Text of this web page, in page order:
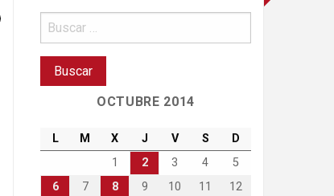
OCTUBRE 2014
L M X J V S
D
1
2 3 4
5
6
7 8 9 10 11
12